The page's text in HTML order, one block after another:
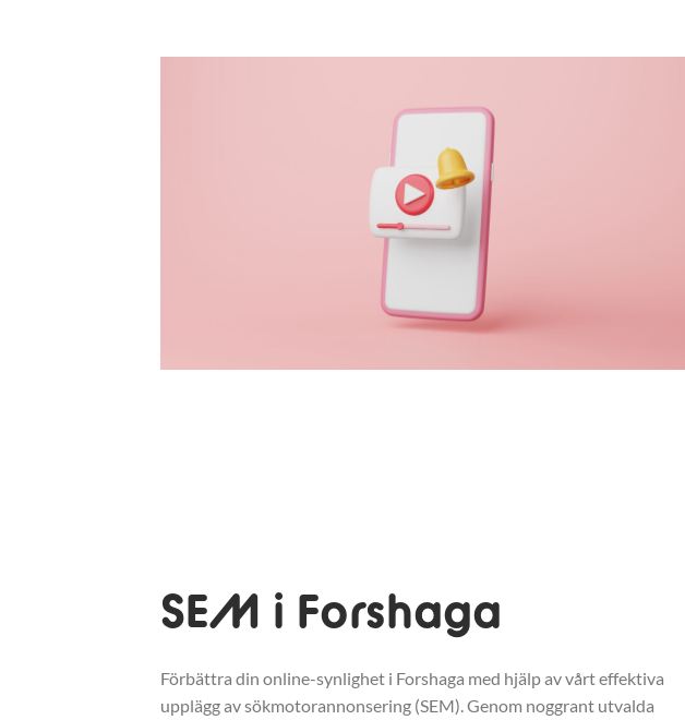
SEM i Forshaga
Förbättra din online-synlighet i Forshaga med hjälp av vårt effektiva
upplägg av sökmotorannonsering (SEM). Genom noggrant utvalda